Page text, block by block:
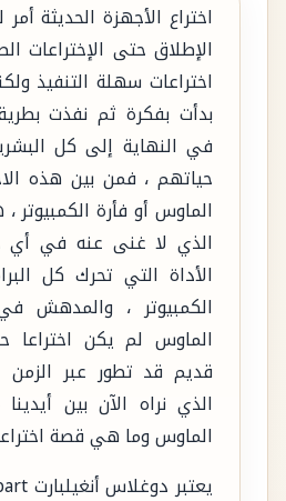
اختراع الأجهزة الحديثة
الإطلاق حتى الإختراعات
اختراعات سهلة التنفيذ
بدأت بفكرة ثم نفذت
في النهاية إلى كل
حياتهم ، فمن بين هذه
الماوس أو فأرة الكمبيوتر
الذي لا غنى عنه في أي
الأداة التي تحرك كل
الكمبيوتر ، والمدهش
الماوس لم يكن اختراعا
قديم قد تطور عبر
الذي نراه الآن بين
الماوس وما هي قصة